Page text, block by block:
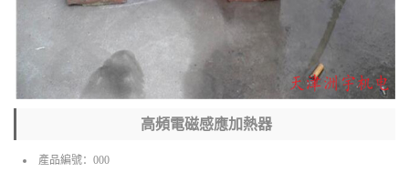
高頻電磁感應加熱器
產品編號：000